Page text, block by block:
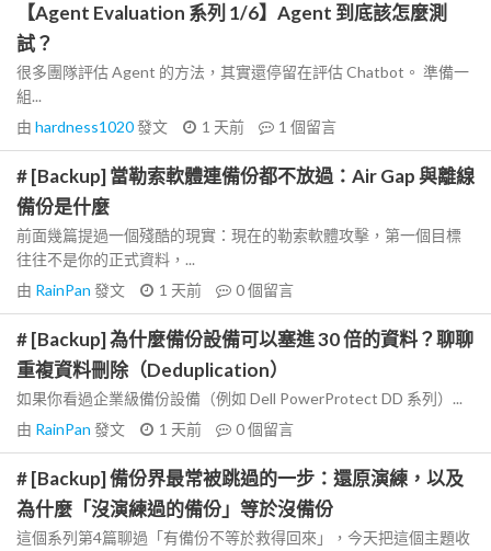
【Agent Evaluation 系列 1/6】Agent 到底該怎麼測
試？
很多團隊評估 Agent 的方法，其實還停留在評估 Chatbot。 準備一
組...
由 hardness1020發文 1 天前 1 個留言
# [Backup] 當勒索軟體連備份都不放過：Air Gap 與離線
備份是什麼
前面幾篇提過一個殘酷的現實：現在的勒索軟體攻擊，第一個目標
往往不是你的正式資料，...
由 RainPan 發文 1 天前 0個留言
# [Backup] 為什麼備份設備可以塞進 30 倍的資料？聊聊
重複資料刪除（Deduplication）
如果你看過企業級備份設備（例如 Dell PowerProtect DD 系列）...
由 RainPan 發文 1 天前 0個留言
# [Backup] 備份界最常被跳過的一步：還原演練，以及
為什麼「沒演練過的備份」等於沒備份
這個系列第4篇聊過「有備份不等於救得回來」，今天把這個主題收